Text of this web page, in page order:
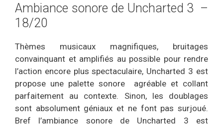
Ambiance sonore de Uncharted 3 –
18/20
Thèmes musicaux magnifiques, bruitages
convainquant et amplifiés au possible pour rendre
l’action encore plus spectaculaire, Uncharted 3 est
propose une palette sonore agréable et collant
parfaitement au contexte. Sinon, les doublages
sont absolument géniaux et ne font pas surjoué.
Bref l’ambiance sonore de Uncharted 3 est